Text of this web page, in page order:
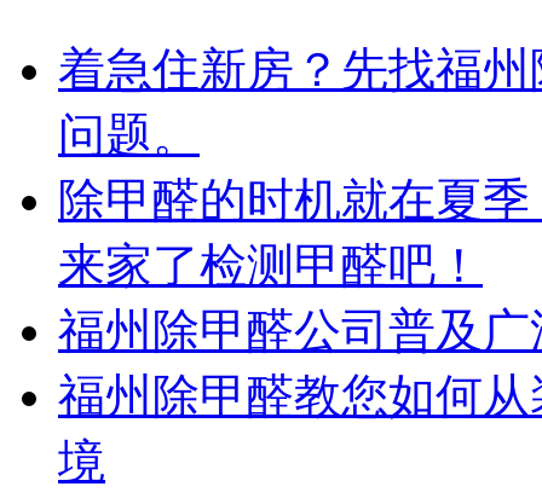
着急住新房？先找福
问题。
除甲醛的时机就在夏
来家了检测甲醛吧！
福州除甲醛公司普及
福州除甲醛教您如何
境